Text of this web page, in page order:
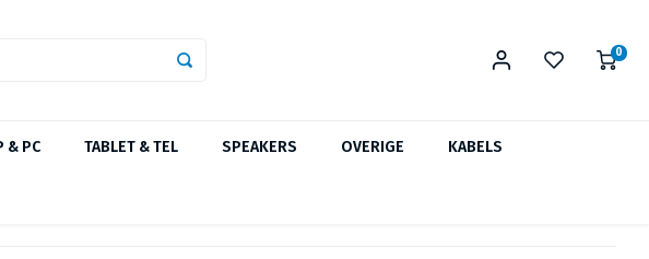
0
& PC TABLET & TEL SPEAKERS OVERIGE KABELS